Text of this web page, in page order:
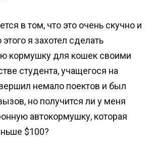
в том, что это очень скучно и
я захотел сделать
кормушку для кошек своими
студента, учащегося на
немало поектов и был
но получится ли у меня
автокормушку, которая
$100?